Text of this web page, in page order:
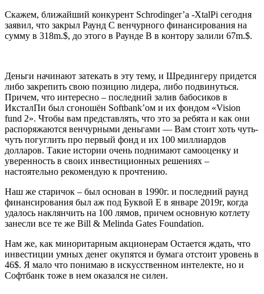
Скажем, ближайший конкурент Schrodinger’а -XtalPi сегодня
заявил, что закрыл Раунд С венчурного финансирования на
сумму в 318m.$, до этого в Раунде В в контору залили 67m.$.
Деньги начинают затекать в эту тему, и Шредингеру придется
либо закрепить свою позицию лидера, либо подвинуться.
Причем, что интересно – последний залив бабосиков в
ИксталПи был сгоношён Softbank’ом и их фондом «Vision
fund 2». Чтобы вам представлять, что это за ребята и как они
распоряжаются венчурными деньгами — Вам стоит хоть чуть-
чуть погуглить про первый фонд и их 100 миллиардов
долларов. Такие истории очень поднимают самооценку и
уверенность в своих инвестиционных решениях –
настоятельно рекомендую к прочтению.
Наш же старичок – был основан в 1990г. и последний раунд
финансирования был аж под Буквой E в январе 2019г, когда
удалось наклянчить на 100 лямов, причем основную котлету
занесли все те же Bill & Melinda Gates Foundation.
Нам же, как миноритарным акционерам Остается ждать, что
инвестиции умных денег окупятся и бумага отстоит уровень в
46$. Я мало что понимаю в искусственном интелекте, но и
Софтбанк тоже в нем оказался не силен.